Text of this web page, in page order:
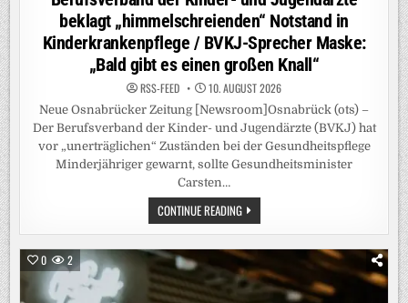
beklagt „himmelschreienden“ Notstand in
Kinderkrankenpflege / BVKJ-Sprecher Maske:
„Bald gibt es einen großen Knall“
RSS-FEED 10. AUGUST 2026
Neue Osnabrücker Zeitung [Newsroom]Osnabrück (ots) –
Der Berufsverband der Kinder- und Jugendärzte (BVKJ) hat
vor „unerträglichen“ Zuständen bei der Gesundheitspflege
Minderjähriger gewarnt, sollte Gesundheitsminister
Carsten…
CONTINUE READINGBERUFSVERBAND
DER
KINDER-
UND
JUGENDÄRZTE
BEKLAGT
„HIMMELSCHREIENDEN“
NOTSTAND
0 2